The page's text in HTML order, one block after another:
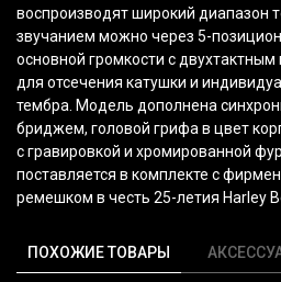
воспроизводят широкий диапазон
звучанием можно через 5-
основной громкости с
для отсечения катушки и
тембра. Модель дополнена
бриджем, головой грифа в цвет
с гравировкой и хромированной
поставляется в комплекте с
ремешком в честь 25-летия Harley
ПОХОЖИЕ ТОВАРЫ